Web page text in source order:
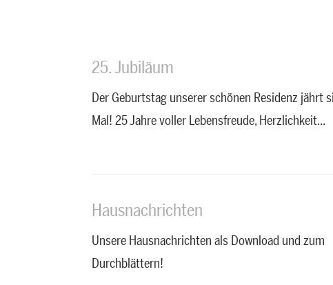
25. Jubiläum
Der Geburtstag unserer schönen Residenz jährt
Mal! 25 Jahre voller Lebensfreude, Herzlichkeit...
Hausnachrichten
Unsere Hausnachrichten als Download und zum
Durchblättern!